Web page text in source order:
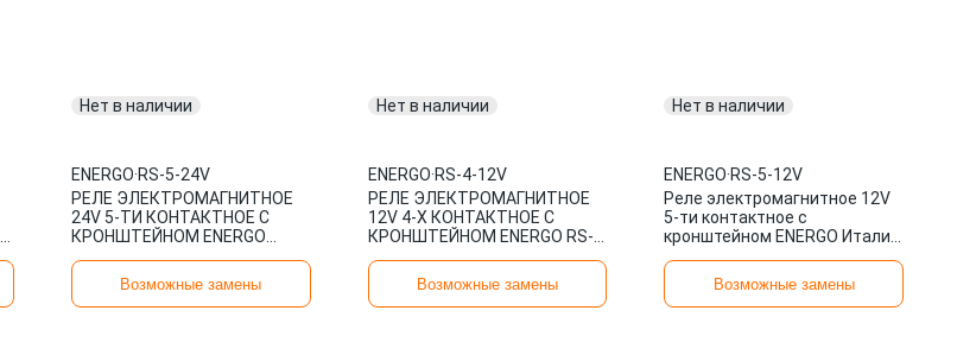
Нет в наличии
ENERGO·RS-5-24V
РЕЛЕ ЭЛЕКТРОМАГНИТНОЕ
24V 5-ТИ КОНТАКТНОЕ С
КРОНШТЕЙНОМ ENERGO
Возможные замены
Нет в наличии
ENERGO·RS-4-12V
РЕЛЕ ЭЛЕКТРОМАГНИТНОЕ
12V 4-Х КОНТАКТНОЕ С
КРОНШТЕЙНОМ ENERGO RS-
Возможные замены
Нет в наличии
ENERGO·RS-5-12V
Реле электромагнитное 12V
5-ти контактное с
кронштейном ENERGO Италия
Возможные замены